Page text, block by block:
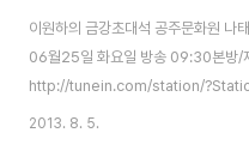
이원하의 금강초대석 공주문화원 나
06월25일 화요일 방송 09:30본
http://tunein.com/station/
2013. 8. 5.